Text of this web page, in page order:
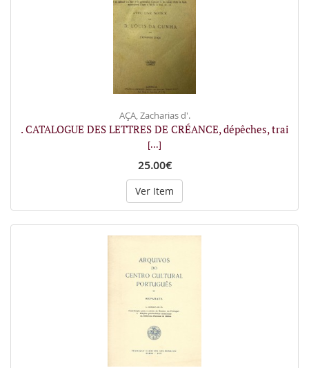
AÇA, Zacharias d'.
. CATALOGUE DES LETTRES DE CRÉANCE, dépêches, trai
[...]
25.00€
Ver Item